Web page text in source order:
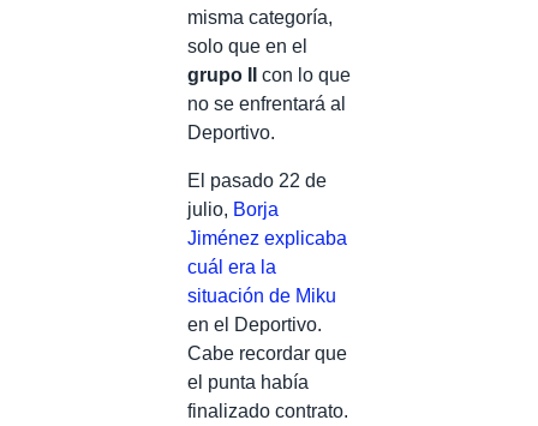
misma categoría,
solo que en el
grupo II
con lo que
no se enfrentará al
Deportivo.
El pasado 22 de
julio, Borja
Jiménez explicaba
cuál era la
situación de Miku
en el Deportivo.
Cabe recordar que
el punta había
finalizado contrato.